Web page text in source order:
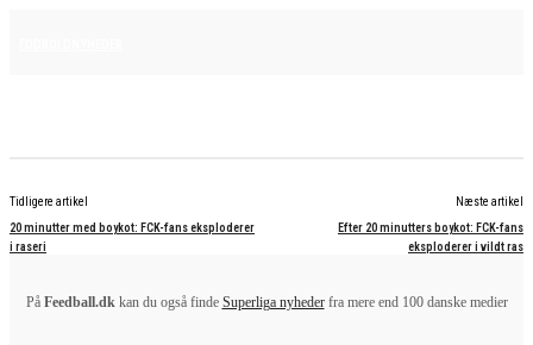
Tidligere artikel
20 minutter med boykot: FCK-fans eksploderer
i raseri
Næste artikel
Efter 20 minutters boykot: FCK-fans
eksploderer i vildt ras
På Feedball.dkkan du også finde Superliga nyhederfra mere end 100 danske medier